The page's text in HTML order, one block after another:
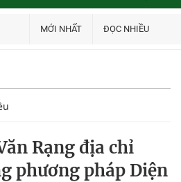
MỚI NHẤT ĐỌC NHIỀU
Rạng địa chỉ
phương pháp Diện